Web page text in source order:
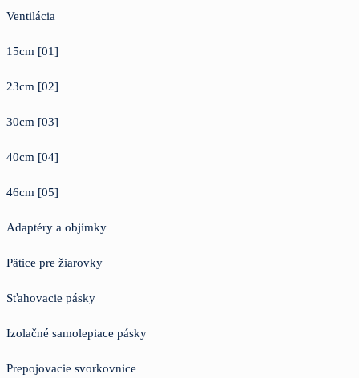
Ventilácia
15cm [01]
23cm [02]
30cm [03]
40cm [04]
46cm [05]
Adaptéry a objímky
Pätice pre žiarovky
Sťahovacie pásky
Izolačné samolepiace pásky
Prepojovacie svorkovnice